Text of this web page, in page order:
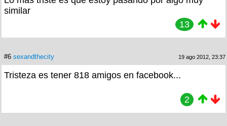
similar
13
#6 sexandthecity 19 ago 2012, 23:37
Tristeza es tener 818 amigos en facebook...
2